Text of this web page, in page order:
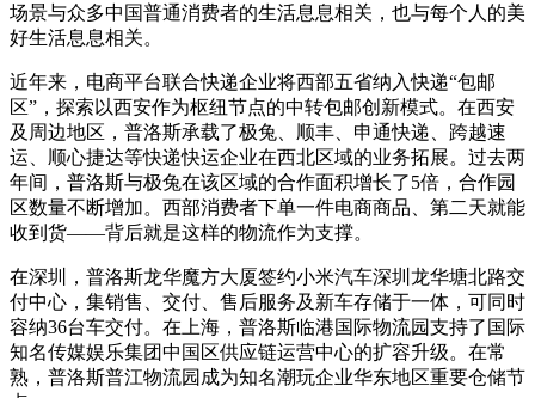
场景与众多中国普通消费者的生活息息相关，也与每个人的美
好生活息息相关。
近年来，电商平台联合快递企业将西部五省纳入快递“包邮
区”，探索以西安作为枢纽节点的中转包邮创新模式。在西安
及周边地区，普洛斯承载了极兔、顺丰、申通快递、跨越速
运、顺心捷达等快递快运企业在西北区域的业务拓展。过去两
年间，普洛斯与极兔在该区域的合作面积增长了5倍，合作园
区数量不断增加。西部消费者下单一件电商商品、第二天就能
收到货——背后就是这样的物流作为支撑。
在深圳，普洛斯龙华魔方大厦签约小米汽车深圳龙华塘北路交
付中心，集销售、交付、售后服务及新车存储于一体，可同时
容纳36台车交付。在上海，普洛斯临港国际物流园支持了国际
知名传媒娱乐集团中国区供应链运营中心的扩容升级。在常
熟，普洛斯普江物流园成为知名潮玩企业华东地区重要仓储节